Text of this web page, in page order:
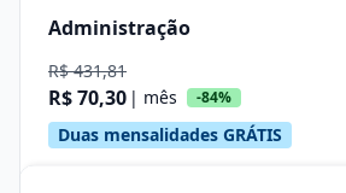
Administração
R$ 431,81
R$ 70,30 | mês -84%
Duas mensalidades GRÁTIS